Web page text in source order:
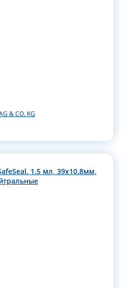
& CO. KG
1.5 мл, 39х10.8мм,